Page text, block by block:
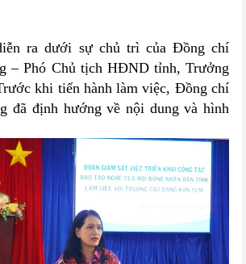
ra dưới sự chủ trì của Đồng chí
–Phó Chủ tịch HĐND tỉnh, Trưởng
khi tiến hành làm việc, Đồng chí
đã định hướng về nội dung và hình